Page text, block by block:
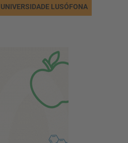
UNIVERSIDADE LUSÓFONA